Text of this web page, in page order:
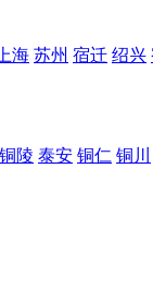
上海 苏州 宿迁 绍兴
铜陵 泰安 铜仁 铜川